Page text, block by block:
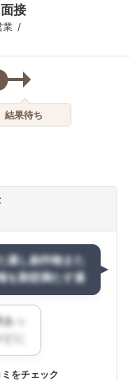
接
業
結果待ち
をチェック